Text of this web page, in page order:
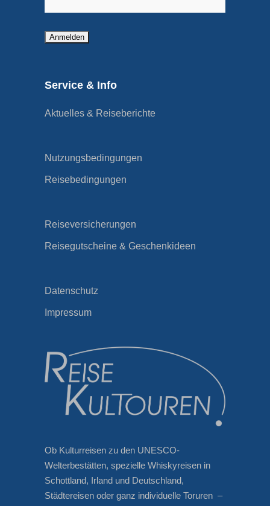
Service & Info
Aktuelles & Reiseberichte
Nutzungsbedingungen
Reisebedingungen
Reiseversicherungen
Reisegutscheine & Geschenkideen
Datenschutz
Impressum
Ob Kulturreisen zu den UNESCO-
Welterbestätten, spezielle Whiskyreisen in
Schottland, Irland und Deutschland,
Städtereisen oder ganz individuelle Toruren –